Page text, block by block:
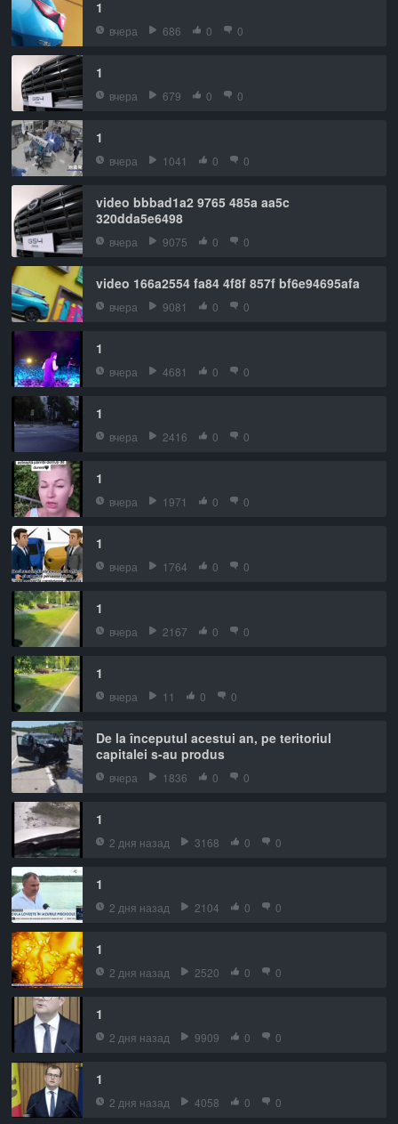
1
вчера 686 0 0
1
вчера 679 0 0
1
вчера 1041 0 0
video bbbad1a2 9765 485a aa5c
320dda5e6498
вчера 9075 0 0
video 166a2554 fa84 4f8f 857f bf6e94695afa
вчера 9081 0 0
1
вчера 4681 0 0
1
вчера 2416 0 0
1
вчера 1971 0 0
1
вчера 1764 0 0
1
вчера 2167 0 0
1
вчера 11 0 0
De la începutul acestui an, pe teritoriul
capitalei s-au produs
вчера 1836 0 0
1
2 дня назад 3168 0 0
1
2 дня назад 2104 0 0
1
2 дня назад 2520 0 0
1
2 дня назад 9909 0 0
1
2 дня назад 4058 0 0